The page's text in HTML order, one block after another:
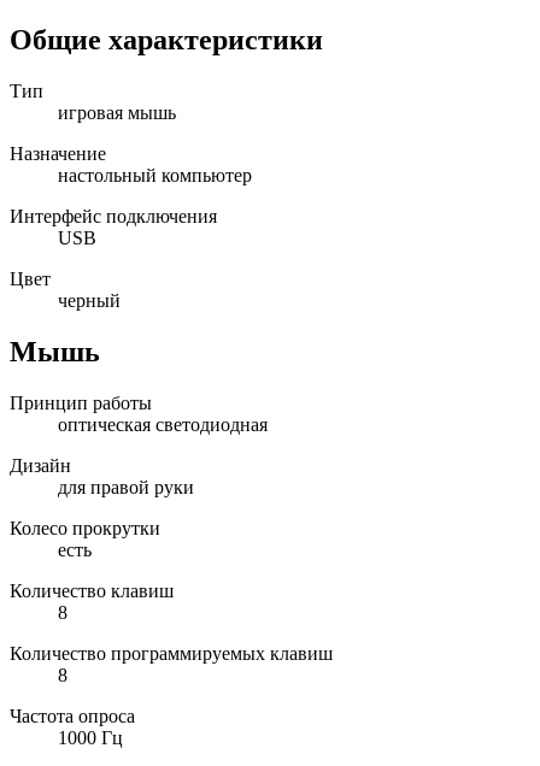
Общие характеристики
Тип
игровая мышь
Назначение
настольный компьютер
Интерфейс подключения
USB
Цвет
черный
Мышь
Принцип работы
оптическая светодиодная
Дизайн
для правой руки
Колесо прокрутки
есть
Количество клавиш
8
Количество программируемых клавиш
8
Частота опроса
1000 Гц